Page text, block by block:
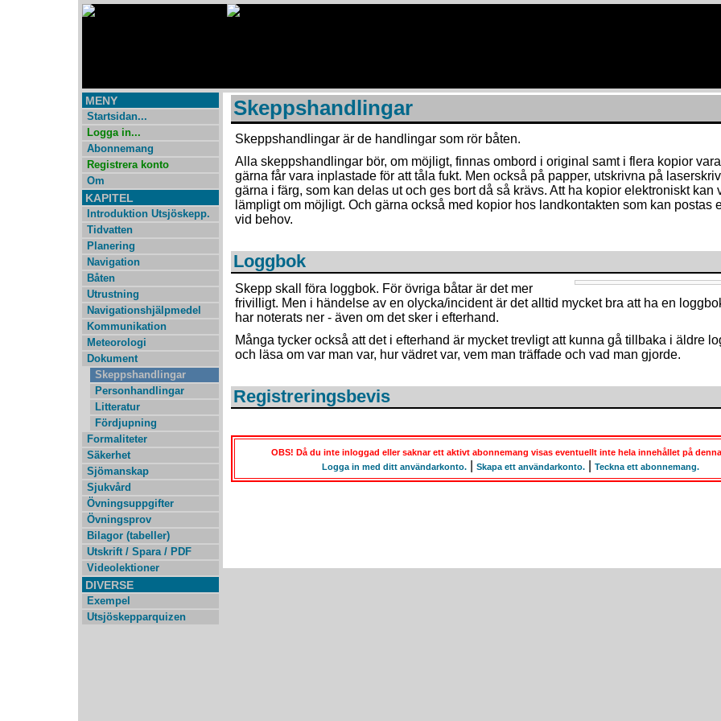
MENY
Startsidan...
Logga in...
Abonnemang
Registrera konto
Om
KAPITEL
Introduktion Utsjöskepp.
Tidvatten
Planering
Navigation
Båten
Utrustning
Navigationshjälpmedel
Kommunikation
Meteorologi
Dokument
Skeppshandlingar
Personhandlingar
Litteratur
Fördjupning
Formaliteter
Säkerhet
Sjömanskap
Sjukvård
Övningsuppgifter
Övningsprov
Bilagor (tabeller)
Utskrift / Spara / PDF
Videolektioner
DIVERSE
Exempel
Utsjöskepparquizen
Skeppshandlingar
Skeppshandlingar är de handlingar som rör båten.
Alla skeppshandlingar bör, om möjligt, finnas ombord i original samt i flera kopior
gärna får vara inplastade för att tåla fukt. Men också på papper, utskrivna på
gärna i färg, som kan delas ut och ges bort då så krävs. Att ha kopior elektroniskt kan
lämpligt om möjligt. Och gärna också med kopior hos landkontakten som kan postas
vid behov.
Loggbok
Skepp skall föra loggbok. För övriga båtar är det mer
frivilligt. Men i händelse av en olycka/incident är det alltid mycket bra att ha en
har noterats ner - även om det sker i efterhand.
Många tycker också att det i efterhand är mycket trevligt att kunna gå tillbaka i äldre
och läsa om var man var, hur vädret var, vem man träffade och vad man gjorde.
Registreringsbevis
OBS! Då du inte inloggad eller saknar ett aktivt abonnemang visas eventuellt inte hela innehållet på
Logga in med ditt användarkonto.
Skapa ett användarkonto. Teckna ett abonnemang.